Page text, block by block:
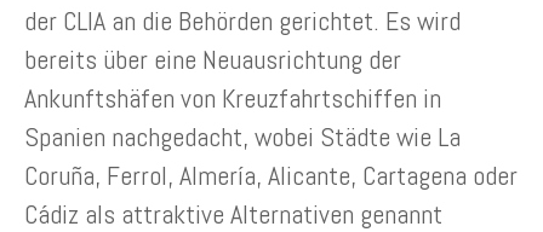
der CLIA an die Behörden gerichtet. Es wird
bereits über eine Neuausrichtung der
Ankunftshäfen von Kreuzfahrtschiffen in
Spanien nachgedacht, wobei Städte wie La
Coruña, Ferrol, Almería, Alicante, Cartagena oder
Cádiz als attraktive Alternativen genannt